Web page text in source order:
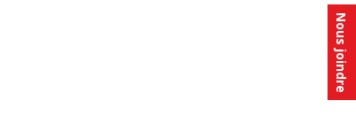
Nous joindre